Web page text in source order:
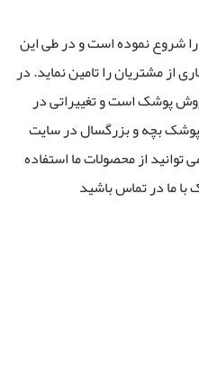
فعالیت خود را شروع نموده است و در طی این
از مشتریان را تامین نماید. در
پوشک است و تغییراتی در
پوشک بچه و بزرگسال در سایت
از محصولات ما استفاده
ما در تماس باشید